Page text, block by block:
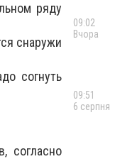
ряду
снаружи
согнуть
согласно
09:02
Вчора
09:51
6 серпня